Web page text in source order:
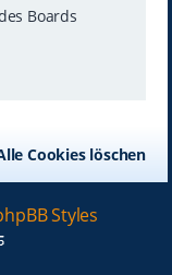
Boards
Cookies löschen
Styles